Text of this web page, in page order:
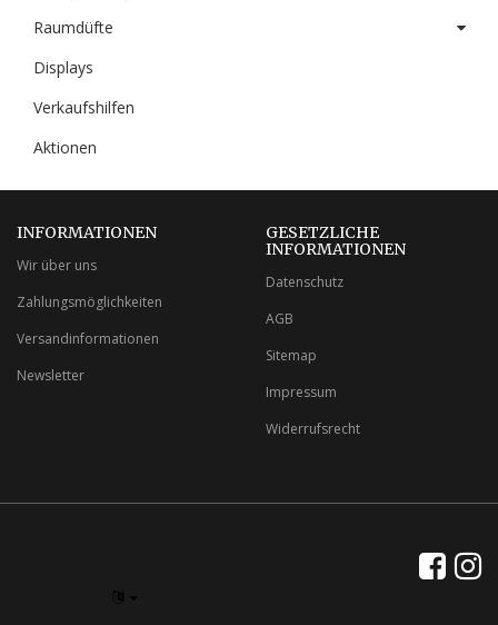
Raumdüfte
Displays
Verkaufshilfen
Aktionen
INFORMATIONEN
Wir über uns
Zahlungsmöglichkeiten
Versandinformationen
Newsletter
GESETZLICHE
INFORMATIONEN
Datenschutz
AGB
Sitemap
Impressum
Widerrufsrecht